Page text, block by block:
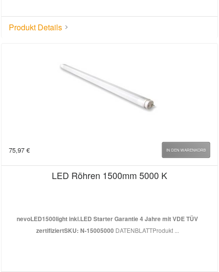
Produkt Details
75,97 € IN DEN WARENKORB
LED Röhren 1500mm 5000 K
nevoLED1500light inkl.LED Starter Garantie 4 Jahre mit VDE TÜV
zertifiziertSKU: N-15005000 DATENBLATTProdukt ...